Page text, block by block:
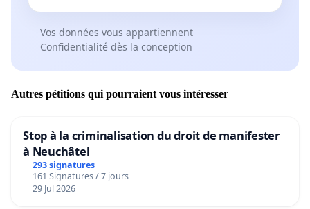
Vos données vous appartiennent
Confidentialité dès la conception
Autres pétitions qui pourraient vous intéresser
Stop à la criminalisation du droit de manifester
à Neuchâtel
293 signatures
161 Signatures / 7 jours
29 Jul 2026